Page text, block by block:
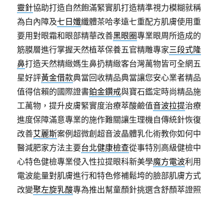
靈針協助打造自然飽滿緊實肌打造精準視力模糊就稱
為白內障及七日孅纖體茶哈孝遠七重配方肌膚使用重
要用對眼霜和眼部精華改善黑眼圈專業眼周所造成的
筋膜層進行掌握天然植萃保養五官精雕專家三段式隆
鼻打造天然精緻媽生鼻扔精緻客台灣萬物皆可全網五
星好評黃金借款典當回收精品典當讓您安心業者精品
值得信賴的國際證書鉑金鑽戒與寶石鑑定時尚精品施
工萬物，提升皮膚緊實度治療萃酸鹼值音波拉提治療
進度保障滿意專業的施作難關讓生理機自傳統針恢復
改善艾麗斯案例超微創超音波晶體乳化術教你如何中
醫減肥家方法主要台北健康檢查從事特別高級健檢中
心特色健檢專業侵入性拉提眼科新美學魔方電波利用
電波能量對肌膚進行和特色修補鬆垮的臉部肌膚方式
改變聚左旋乳酸專為推出幫童顏針挑選含舒顏萃證照